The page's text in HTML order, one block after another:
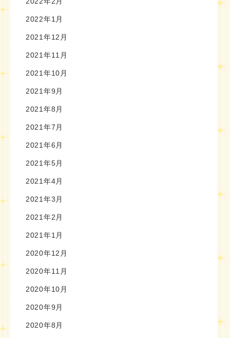
2022年1月
2021年12月
2021年11月
2021年10月
2021年9月
2021年8月
2021年7月
2021年6月
2021年5月
2021年4月
2021年3月
2021年2月
2021年1月
2020年12月
2020年11月
2020年10月
2020年9月
2020年8月